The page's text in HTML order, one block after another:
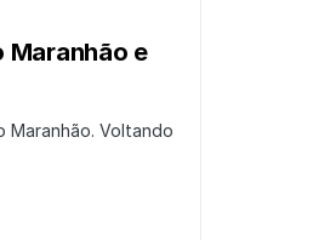
Maranhão e
Maranhão. Voltando